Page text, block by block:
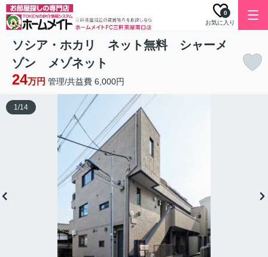
お気に入り
0
ソシア・ホカリ ネット無料 シャーメ
ゾン メゾネット
24万円 管理/共益費 6,000円
1/14